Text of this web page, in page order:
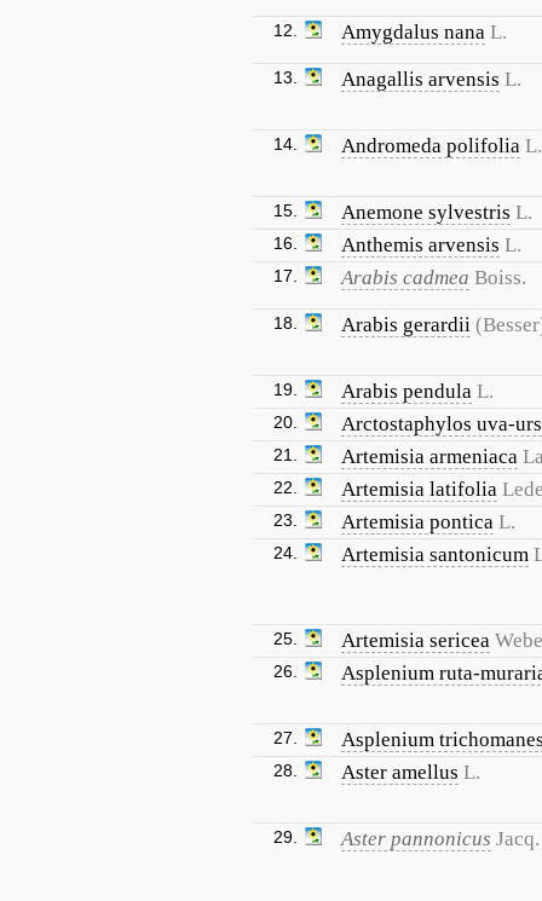
12. Amygdalus nana L.
13. Anagallis arvensis L.
14. Andromeda polifolia L.
15. Anemone sylvestris L.
16. Anthemis arvensis L.
17. Arabis cadmea Boiss.
18. Arabis gerardii
19. Arabis pendula L.
20. Arctostaphylos uva-
21. Artemisia armeniaca
22. Artemisia latifolia
23. Artemisia pontica L.
24. Artemisia santonicum
25. Artemisia sericea
26. Asplenium ruta-
27. Asplenium
28. Aster amellus L.
29. Aster pannonicus Jacq.